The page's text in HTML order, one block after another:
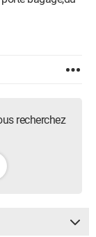
recherchez